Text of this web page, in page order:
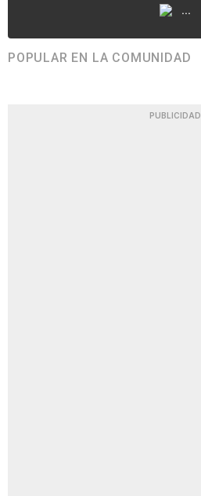
...
POPULAR EN LA COMUNIDAD
PUBLICIDAD